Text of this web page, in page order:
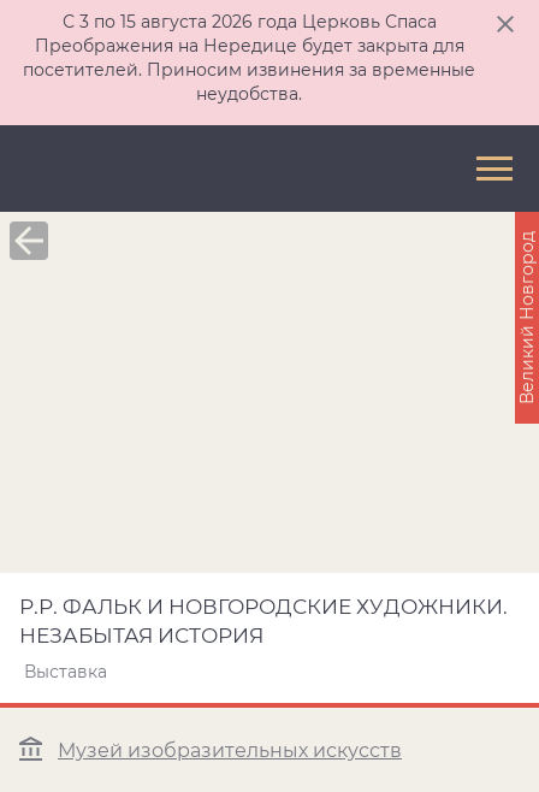
С 3 по 15 августа 2026 года Церковь Спаса
Преображения на Нередице будет закрыта для
посетителей. Приносим извинения за временные
неудобства.
Р.Р. ФАЛЬК И НОВГОРОДСКИЕ ХУДОЖНИКИ.
НЕЗАБЫТАЯ ИСТОРИЯ
Выставка
Музей изобразительных искусств
Великий Новгород